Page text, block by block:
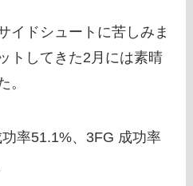
イドシュートに苦しみま
トしてきた2月には素晴
。
率51.1%、3FG 成功率